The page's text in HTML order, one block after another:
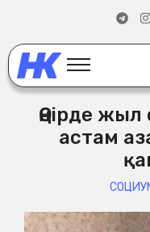
Өңірде
астам